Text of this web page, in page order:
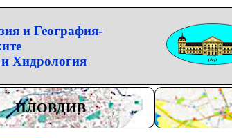
и География-
Хидрология
ПЛОВДИВ